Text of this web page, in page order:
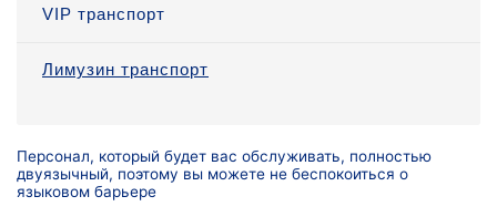
VIP транспорт
Лимузин транспорт
Персонал, который будет вас обслуживать, полностью
двуязычный, поэтому вы можете не беспокоиться о
языковом барьере